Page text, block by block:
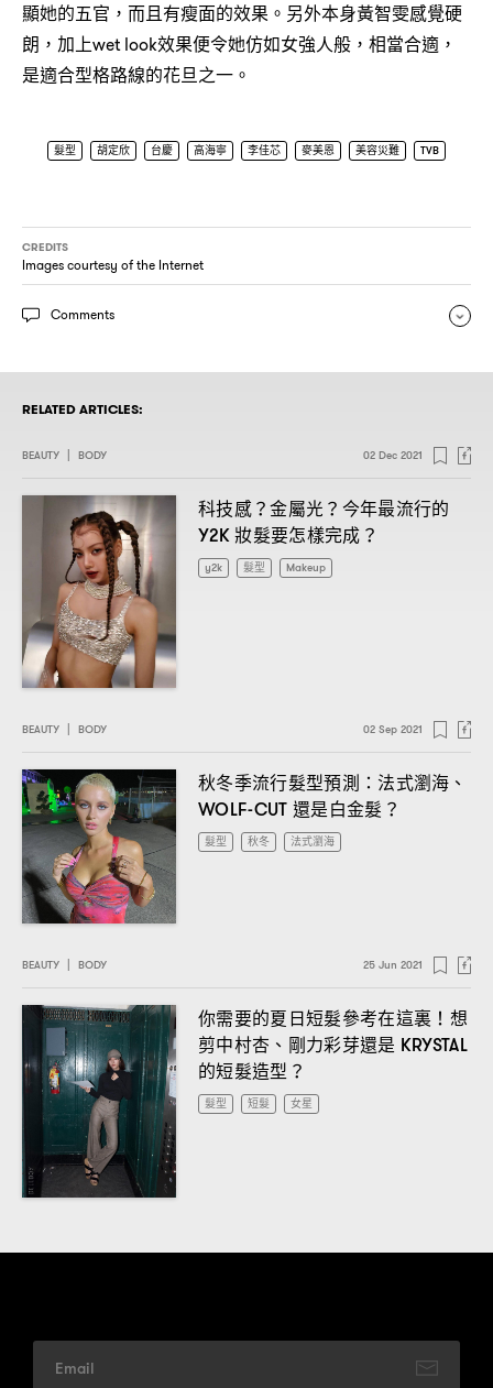
顯她的五官，而且有瘦面的效果。另外本身黃智雯感覺硬
朗，加上wet look效果便令她仿如女強人般，相當合適，
是適合型格路線的花旦之一。
髮型 胡定欣 台慶 高海寧 李佳芯 麥美恩 美容災難 TVB
CREDITS
Images courtesy of the Internet
Comments
RELATED ARTICLES:
BEAUTY BODY 02 Dec 2021
科技感？金屬光 ？ 今年最流行的
Y2K妝髮要怎樣完成 ？
y2k 髮型 Makeup
BEAUTY BODY 02 Sep 2021
秋冬季流行髮型預測 ： 法式瀏海、
WOLF-CUT 還是白金髮 ？
髮型 秋冬 法式瀏海
BEAUTY BODY 25 Jun 2021
你需要的夏日短髮參考在這裏 ！ 想
剪中村杏、剛力彩芽還是 KRYSTAL
的短髮造型 ？
髮型 短髮 女星